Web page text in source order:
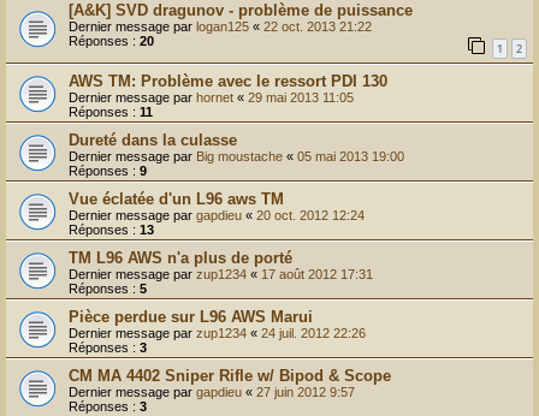
[A&K] SVD dragunov - problème de puissance
Dernier message par logan125 « 22 oct. 2013 21:22
Réponses : 20 1 2
AWS TM: Problème avec le ressort PDI 130
Dernier message par hornet « 29 mai 2013 11:05
Réponses : 11
Dureté dans la culasse
Dernier message par Big moustache « 05 mai 2013 19:00
Réponses : 9
Vue éclatée d'un L96 aws TM
Dernier message par gapdieu « 20 oct. 2012 12:24
Réponses : 13
TM L96 AWS n'a plus de porté
Dernier message par zup1234 « 17 août 2012 17:31
Réponses : 5
Pièce perdue sur L96 AWS Marui
Dernier message par zup1234 « 24 juil. 2012 22:26
Réponses : 3
CM MA 4402 Sniper Rifle w/ Bipod & Scope
Dernier message par gapdieu « 27 juin 2012 9:57
Réponses : 3